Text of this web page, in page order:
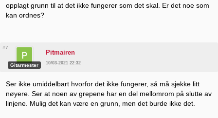
opplagt grunn til at det ikke fungerer som det skal. Er det noe som
kan ordnes?
#7
Gitarmester
Pitmairen
10/03-2021 22:32
Ser ikke umiddelbart hvorfor det ikke fungerer, så må sjekke litt
nøyere. Ser at noen av grepene har en del mellomrom på slutte av
linjene. Mulig det kan være en grunn, men det burde ikke det.